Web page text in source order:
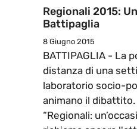
Regionali 2015:
Battipaglia
8 Giugno 2015
BATTIPAGLIA - La
distanza di una
laboratorio socio-
animano il dibattito.
“Regionali: